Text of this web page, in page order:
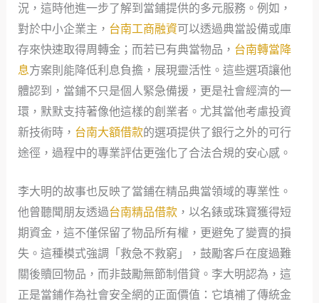
況，這時他進一步了解到當鋪提供的多元服務。例如，
對於中小企業主， 台南工商融資可以透過典當設備或庫
存來快速取得周轉金；而若已有典當物品， 台南轉當降
息方案則能降低利息負擔，展現靈活性。這些選項讓他
體認到，當鋪不只是個人緊急備援，更是社會經濟的一
環，默默支持著像他這樣的創業者。尤其當他考慮投資
新技術時， 台南大額借款的選項提供了銀行之外的可行
途徑，過程中的專業評估更強化了合法合規的安心感。
李大明的故事也反映了當鋪在精品典當領域的專業性。
他曾聽聞朋友透過台南精品借款，以名錶或珠寶獲得短
期資金，這不僅保留了物品所有權，更避免了變賣的損
失。這種模式強調「救急不救窮」，鼓勵客戶在度過難
關後贖回物品，而非鼓勵無節制借貸。李大明認為，這
正是當鋪作為社會安全網的正面價值：它填補了傳統金